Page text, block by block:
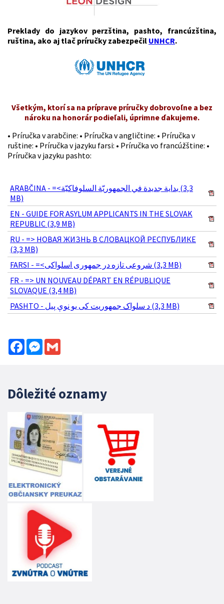
Preklady do jazykov perzština, pashto, francúzština,
ruština, ako aj tlač príručky zabezpečil UNHCR.
Všetkým, ktorí sa na príprave príručky dobrovoľne a bez
nároku na honorár podieľali, úprimne ďakujeme.
• Príručka v arabčine: • Príručka v angličtine: • Príručka v
ruštine: • Príručka v jazyku farsi: • Príručka vo francúžštine: •
Príručka v jazyku pashto:
ARABČINA - =<بداية جديدة في الجمهوريّة السلوفاكيّة (3,3
MB)
EN - GUIDE FOR ASYLUM APPLICANTS IN THE SLOVAK
REPUBLIC (3,9 MB)
RU - => НОВАЯ ЖИЗНЬ В СЛОВАЦКОЙ РЕСПУБЛИКЕ
(3,3 MB)
FARSI - =<شروعی تازه در جمهوری اسلواکی (3,3 MB)
FR - => UN NOUVEAU DÉPART EN RÉPUBLIQUE
SLOVAQUE (3,4 MB)
PASHTO - د سلواک جمهوریت کی یو نوې پیل (3,3 MB)
FacebookMessenger
Dôležité oznamy